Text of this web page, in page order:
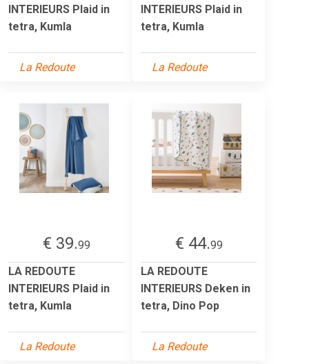
INTERIEURS Plaid in
tetra, Kumla
La Redoute
INTERIEURS Plaid in
tetra, Kumla
La Redoute
€ 39.99
LA REDOUTE
INTERIEURS Plaid in
tetra, Kumla
La Redoute
€ 44.99
LA REDOUTE
INTERIEURS Deken in
tetra, Dino Pop
La Redoute